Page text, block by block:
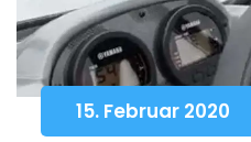
15. Februar 2020